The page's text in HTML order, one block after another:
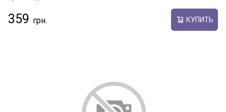
359 КУПИТЬ